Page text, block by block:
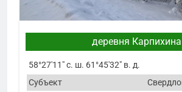
деревня Карпихина
58°27′11″ с. ш. 61°45′32″ в. д.
Субъект